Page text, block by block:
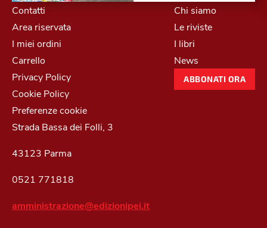
Contatti
Area riservata
I miei ordini
Carrello
Privacy Policy
Cookie Policy
Preferenze cookie
Chi siamo
Le riviste
I libri
News
ABBONATI ORA
Strada Bassa dei Folli, 3
43123 Parma
0521 771818
amministrazione@edizionipei.it